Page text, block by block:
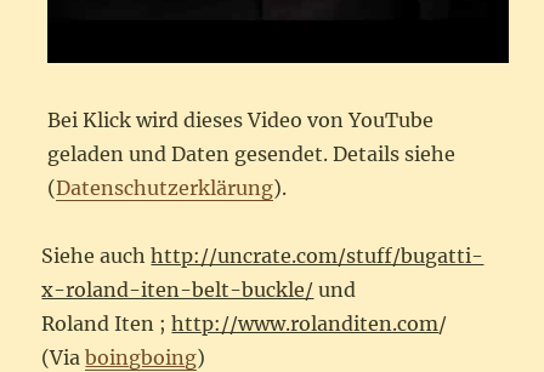
Bei Klick wird dieses Video von YouTube
geladen und Daten gesendet. Details siehe
(Datenschutzerklärung).
Siehe auchhttp://uncrate.com/stuff/bugatti-
x-roland-iten-belt-buckle/ und
Roland Iten ;http://www.rolanditen.com/
(Viaboingboing)